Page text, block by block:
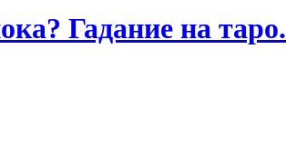
Гадание на таро.